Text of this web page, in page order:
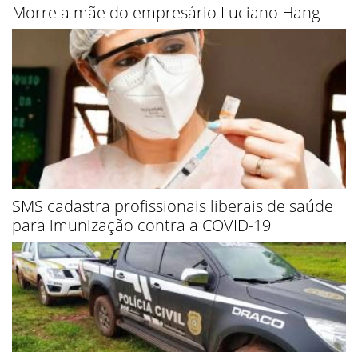
Morre a mãe do empresário Luciano Hang
SMS cadastra profissionais liberais de saúde
para imunização contra a COVID-19